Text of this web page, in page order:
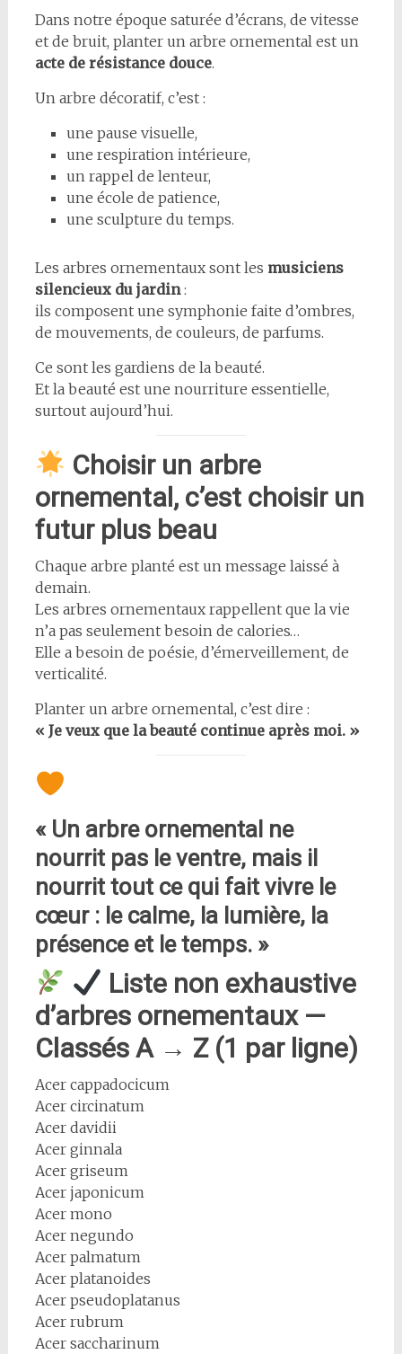
Dans notre époque saturée d’écrans, de vitesse
et de bruit, planter un arbre ornemental est un
acte de résistance douce.
Un arbre décoratif, c’est :
une pause visuelle,
une respiration intérieure,
un rappel de lenteur,
une école de patience,
une sculpture du temps.
Les arbres ornementaux sont les musiciens
silencieux du jardin:
ils composent une symphonie faite d’ombres,
de mouvements, de couleurs, de parfums.
Ce sont les gardiens de la beauté.
Et la beauté est une nourriture essentielle,
surtout aujourd’hui.
Choisir un arbre
ornemental, c’est choisir un
futur plus beau
Chaque arbre planté est un message laissé à
demain.
Les arbres ornementaux rappellent que la vie
n’a pas seulement besoin de calories…
Elle a besoin de poésie, d’émerveillement, de
verticalité.
Planter un arbre ornemental, c’est dire :
« Je veux que la beauté continue après moi. »
« Un arbre ornemental ne
nourrit pas le ventre, mais il
nourrit tout ce qui fait vivre le
cœur : le calme, la lumière, la
présence et le temps. »
Liste non exhaustive
d’arbres ornementaux —
Classés A → Z (1 par ligne)
Acer cappadocicum
Acer circinatum
Acer davidii
Acer ginnala
Acer griseum
Acer japonicum
Acer mono
Acer negundo
Acer palmatum
Acer platanoides
Acer pseudoplatanus
Acer rubrum
Acer saccharinum